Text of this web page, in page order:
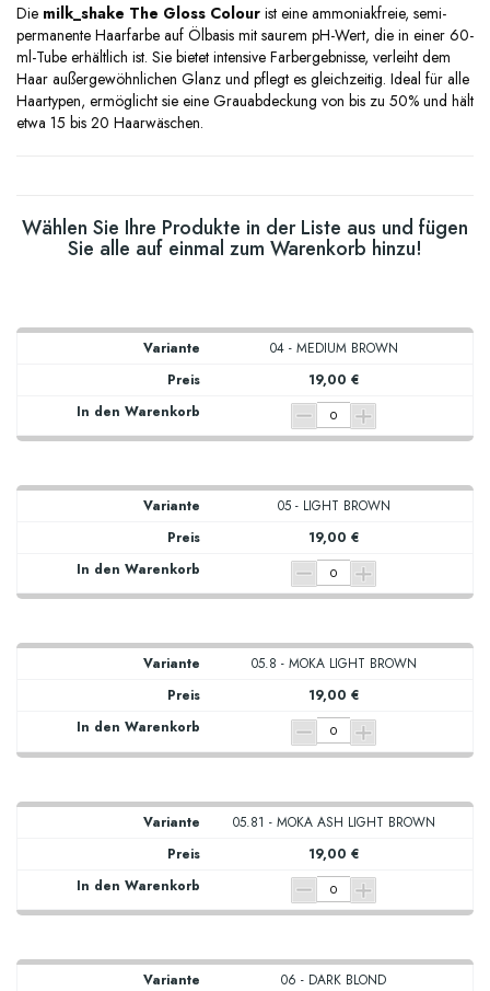
Die milk_shake The Gloss Colour ist eine ammoniakfreie, semi-
permanente Haarfarbe auf Ölbasis mit saurem pH-Wert, die in einer 60-
ml-Tube erhältlich ist. Sie bietet intensive Farbergebnisse, verleiht dem
Haar außergewöhnlichen Glanz und pflegt es gleichzeitig. Ideal für alle
Haartypen, ermöglicht sie eine Grauabdeckung von bis zu 50% und hält
etwa 15 bis 20 Haarwäschen.
Wählen Sie Ihre Produkte in der Liste aus und fügen
Sie alle auf einmal zum Warenkorb hinzu!
04 - MEDIUM BROWN
19,00 €
05 - LIGHT BROWN
19,00 €
05.8 - MOKA LIGHT BROWN
19,00 €
05.81 - MOKA ASH LIGHT BROWN
19,00 €
06 - DARK BLOND